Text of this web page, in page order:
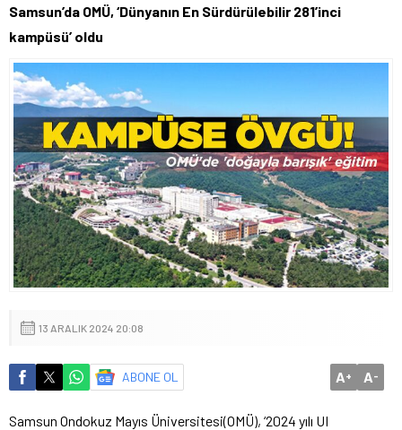
Samsun’da OMÜ, ‘Dünyanın En Sürdürülebilir 281’inci
kampüsü’ oldu
13 ARALIK 2024 20:08
ABONE OL A+ A-
Samsun Ondokuz Mayıs Üniversitesi(OMÜ), ‘2024 yılı UI